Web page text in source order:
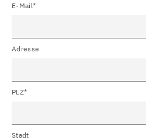
E-Mail*
Adresse
PLZ*
Stadt